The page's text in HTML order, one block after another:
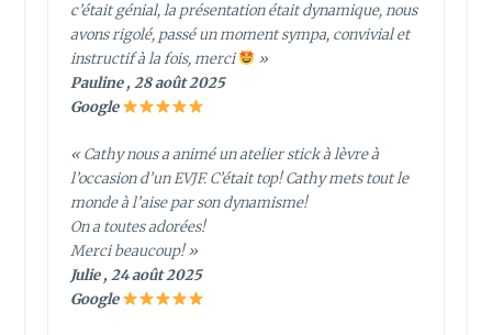
c’était génial, la présentation était dynamique, nous
avons rigolé, passé un moment sympa, convivial et
instructif à la fois, merci
»
Pauline , 28 août 2025
Google
« Cathy nous a animé un atelier stick à lèvre à
l’occasion d’un EVJF. C’était top! Cathy mets tout le
monde à l’aise par son dynamisme!
On a toutes adorées!
Merci beaucoup! »
Julie , 24 août 2025
Google